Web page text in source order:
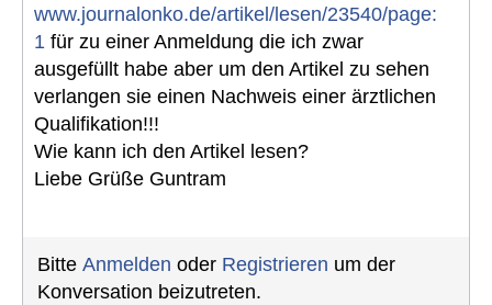
www.journalonko.de/artikel/lesen/23540/page:
1 für zu einer Anmeldung die ich zwar
ausgefüllt habe aber um den Artikel zu sehen
verlangen sie einen Nachweis einer ärztlichen
Qualifikation!!!
Wie kann ich den Artikel lesen?
Liebe Grüße Guntram
Bitte Anmelden oder Registrieren um der
Konversation beizutreten.